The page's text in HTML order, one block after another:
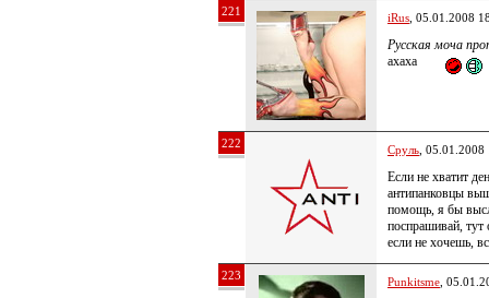
221 iRus , 05.01.2008
Русская моча
ахаха
222 Сруль ,
Если не хватит
антипанковцы
помощь, я бы
поспрашивай,
если не хочешь,
223 Punkitsme ,